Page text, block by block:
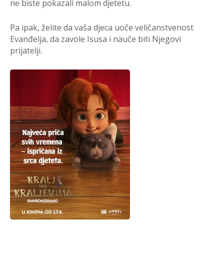
ne biste pokazali malom djetetu.
Pa ipak, želite da vaša djeca uoče veličanstvenost
Evanđelja, da zavole Isusa i nauče biti Njegovi
prijatelji.